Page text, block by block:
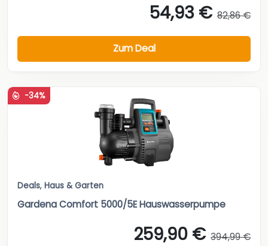
54,93 € 82,86 €
Zum Deal
-34%
Deals, Haus & Garten
Gardena Comfort 5000/5E Hauswasserpumpe
259,90 € 394,99 €